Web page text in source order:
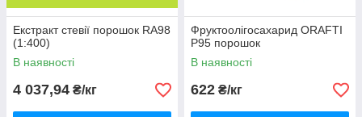
Екстракт стевії порошок RA98
(1:400)
В наявності
4 037,94 ₴/кг
Фруктоолігосахарид ORAFTI
P95 порошок
В наявності
622 ₴/кг